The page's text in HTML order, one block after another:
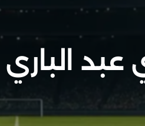
عبد الباري